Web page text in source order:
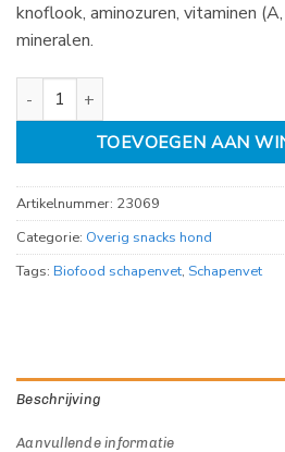
knoflook, aminozuren, vitaminen
mineralen.
Biofood zeewier maxi 40st aantal
TOEVOEGEN AAN
Artikelnummer: 23069
Categorie: Overig snacks hond
Tags: Biofood schapenvet, Schapenvet
Beschrijving
Aanvullende informatie